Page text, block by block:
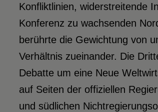
Konfliktlinien, widerstreitende
Konferenz zu wachsenden
berührte die Gewichtung von
Verhältnis zueinander. Die
Debatte um eine Neue
auf Seiten der offiziellen
und südlichen